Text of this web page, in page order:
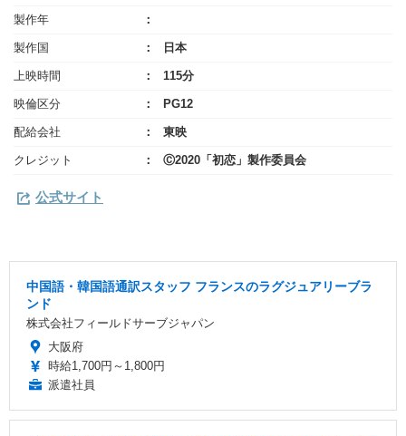
製作年
製作国 日本
上映時間 115分
映倫区分 PG12
配給会社 東映
クレジット Ⓒ2020「初恋」製作委員会
公式サイト
中国語・韓国語通訳スタッフ フランスのラグジュアリーブラ
ンド
株式会社フィールドサーブジャパン
大阪府
時給1,700円～1,800円
派遣社員